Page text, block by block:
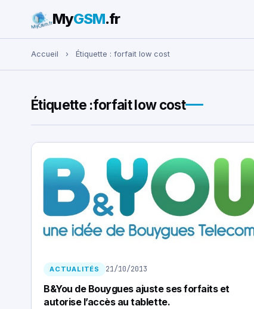
Rechercher :
MyGSM.fr
Accueil › Étiquette : forfait low cost
Étiquette :forfait low cost
ACTUALITÉS 21/10/2013
B&You de Bouygues ajuste ses forfaits et
autorise l’accès au tablette.